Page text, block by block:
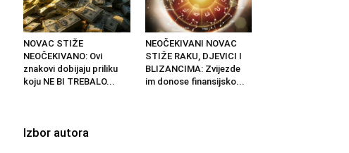
NOVAC STIŽE
NEOČEKIVANO: Ovi
znakovi dobijaju priliku
koju NE BI TREBALO...
NEOČEKIVANI NOVAC
STIŽE RAKU, DJEVICI I
BLIZANCIMA: Zvijezde
im donose finansijsko...
Izbor autora